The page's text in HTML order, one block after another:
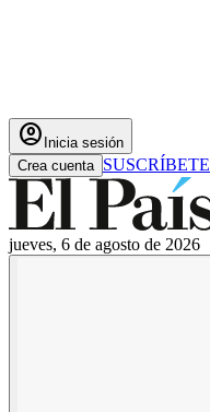
account_circle Inicia sesión
Crea cuenta SUSCRÍBETE
jueves, 6 de agosto de 2026